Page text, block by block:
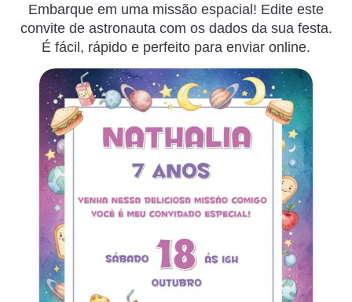
Embarque em uma missão espacial! Edite este
convite de astronauta com os dados da sua festa.
É fácil, rápido e perfeito para enviar online.